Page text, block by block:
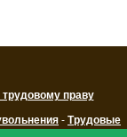
трудовому праву
- Трудовые